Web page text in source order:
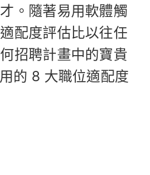
。隨著易用軟體觸
配度評估比以往任
招聘計畫中的寶貴
的 8 大職位適配度